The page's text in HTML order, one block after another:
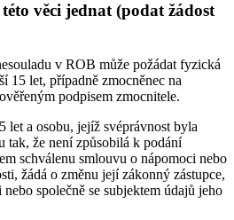
věci jednat (podat žádost
v ROB může požádat fyzická
15 let, případně zmocněnec na
podpisem zmocnitele.
let a osobu, jejíž svéprávnost byla
tak, že není způsobilá k podání
schválenu smlouvu o nápomoci nebo
žádá o změnu její zákonný zástupce,
společně se subjektem údajů jeho